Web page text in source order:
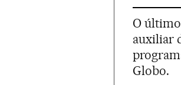
O
auxiliar
Globo.